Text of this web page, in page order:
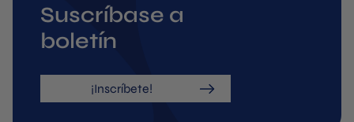
Suscríbase a
boletín
¡Inscríbete!